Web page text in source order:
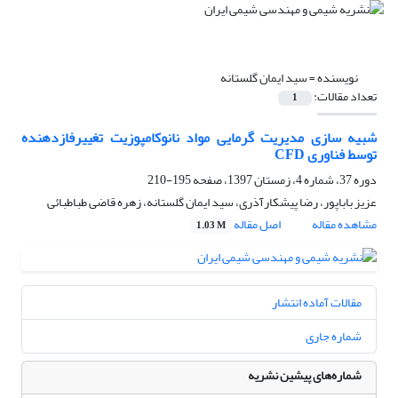
نویسنده =سید ایمان گلستانه
تعداد مقالات: 1
شبیه سازی مدیریت گرمایی مواد نانوکامپوزیت تغییرفازدهنده
توسط فناوری CFD
دوره 37، شماره 4، زمستان 1397، صفحه
195-210
عزیز باباپور، رضا پیشکارآذری، سید ایمان گلستانه، زهره قاضی طباطبائی
مشاهده مقاله
اصل مقاله 1.03 M
مقالات آماده انتشار
شماره جاری
شماره‌های پیشین نشریه